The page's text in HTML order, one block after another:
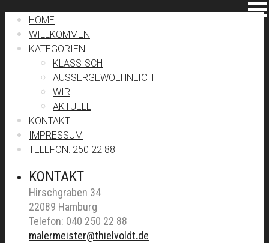
HOME
WILLKOMMEN
KATEGORIEN
KLASSISCH
AUSSERGEWOEHNLICH
WIR
AKTUELL
KONTAKT
IMPRESSUM
TELEFON: 250 22 88
KONTAKT
Hirschgraben 34
22089 Hamburg
Telefon: 040 250 22 88
malermeister@thielvoldt.de